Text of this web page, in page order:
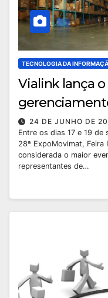
TECNOLOGIA DA
Vialink lança
24 DE JUNHO DE
Entre os dias 17 e 19 de
28ª ExpoMovimat, Feira
considerada o maior
representantes de…